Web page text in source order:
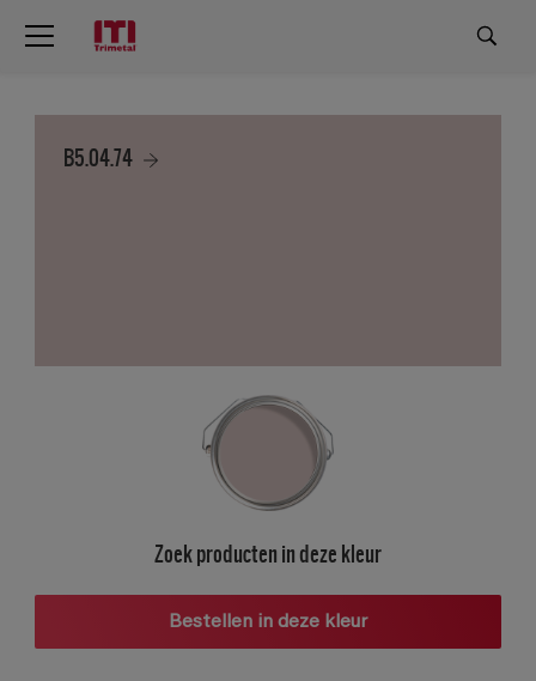
B5.04.74
Zoek producten in deze kleur
Bestellen in deze kleur